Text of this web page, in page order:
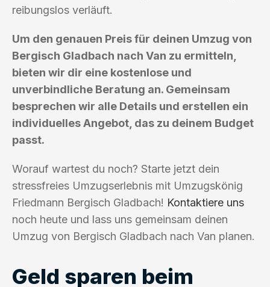
reibungslos verläuft.
Um den genauen Preis für deinen Umzug von
Bergisch Gladbach nach Van zu ermitteln,
bieten wir dir eine kostenlose und
unverbindliche Beratung an. Gemeinsam
besprechen wir alle Details und erstellen ein
individuelles Angebot, das zu deinem Budget
passt.
Worauf wartest du noch? Starte jetzt dein
stressfreies Umzugserlebnis mit Umzugskönig
Friedmann Bergisch Gladbach! Kontaktiere uns
noch heute und lass uns gemeinsam deinen
Umzug von Bergisch Gladbach nach Van planen.
Geld sparen beim